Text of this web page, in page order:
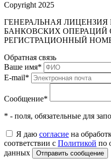
Copyright 2025
ГЕНЕРАЛЬНАЯ
БАНКОВСКИХ ОПЕРАЦИЙ
РЕГИСТРАЦИОННЫЙ
Обратная связь
Ваше имя*
E-mail*
Сообщение*
* - поля, обязательные для
Я даю согласие на
соответствии с Политикой по
данных
Отправить сообщение